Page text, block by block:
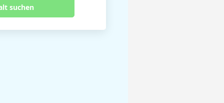
suchen